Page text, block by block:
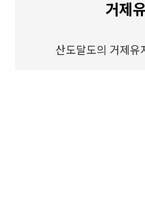
거제
산도달도의 거제유